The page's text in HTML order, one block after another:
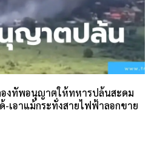
งทัพอนุญาตให้ทหารปล้นสะดม
-เอาแม้กระทั่งสายไฟฟ้าลอกขาย